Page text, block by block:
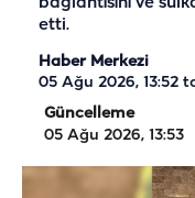
etti.
Haber Merkezi
05 Ağu 2026, 13:52
Güncelleme
05 Ağu 2026, 13:53